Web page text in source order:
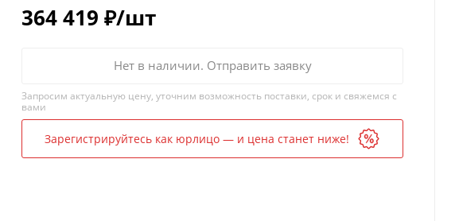
364 419 ₽/шт
Нет в наличии. Отправить заявку
Запросим актуальную цену, уточним возможность поставки, срок и свяжемся с
вами
Зарегистрируйтесь как юрлицо — и цена станет ниже!